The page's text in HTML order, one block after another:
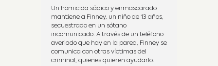
Un homicida sádico y enmascarado
mantiene a Finney, un niño de 13 años,
secuestrado en un sótano
incomunicado. A través de un teléfono
averiado que hay en la pared, Finney se
comunica con otras víctimas del
criminal, quienes quieren ayudarlo.